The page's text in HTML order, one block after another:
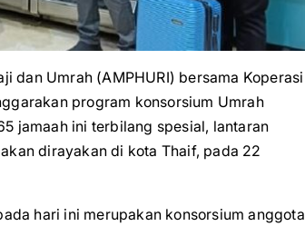
dan Umrah (AMPHURI) bersama Koperasi
program konsorsium Umrah
jamaah ini terbilang spesial, lantaran
dirayakan di kota Thaif, pada 22
hari ini merupakan konsorsium anggota